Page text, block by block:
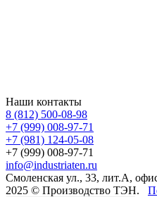
Наши контакты
8 (812) 500-08-98
+7 (999) 008-97-71
+7 (981) 124-05-08
+7 (999) 008-97-71
info@industriaten.ru
Смоленская ул., 33, лит.А,
2025 © Производство ТЭН.